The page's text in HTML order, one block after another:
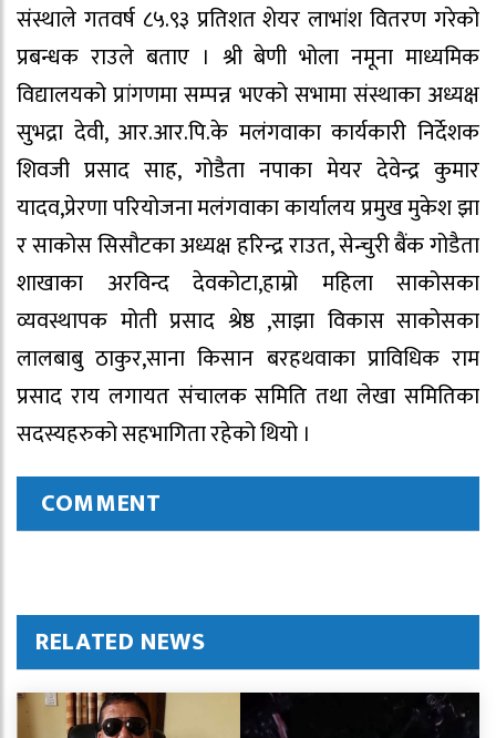
संस्थाले गतवर्ष ८५.९३ प्रतिशत शेयर लाभांश वितरण गरेको
प्रबन्धक राउले बताए । श्री बेणी भोला नमूना माध्यमिक
विद्यालयको प्रांगणमा सम्पन्न भएको सभामा संस्थाका अध्यक्ष
सुभद्रा देवी, आर.आर.पि.के मलंगवाका कार्यकारी निर्देशक
शिवजी प्रसाद साह, गोडैता नपाका मेयर देवेन्द्र कुमार
यादव,प्रेरणा परियोजना मलंगवाका कार्यालय प्रमुख मुकेश झा
र साकोस सिसौटका अध्यक्ष हरिन्द्र राउत, सेन्चुरी बैंक गोडैता
शाखाका अरविन्द देवकोटा,हाम्रो महिला साकोसका
व्यवस्थापक मोती प्रसाद श्रेष्ठ ,साझा विकास साकोसका
लालबाबु ठाकुर,साना किसान बरहथवाका प्राविधिक राम
प्रसाद राय लगायत संचालक समिति तथा लेखा समितिका
सदस्यहरुको सहभागिता रहेको थियो ।
COMMENT
RELATED NEWS